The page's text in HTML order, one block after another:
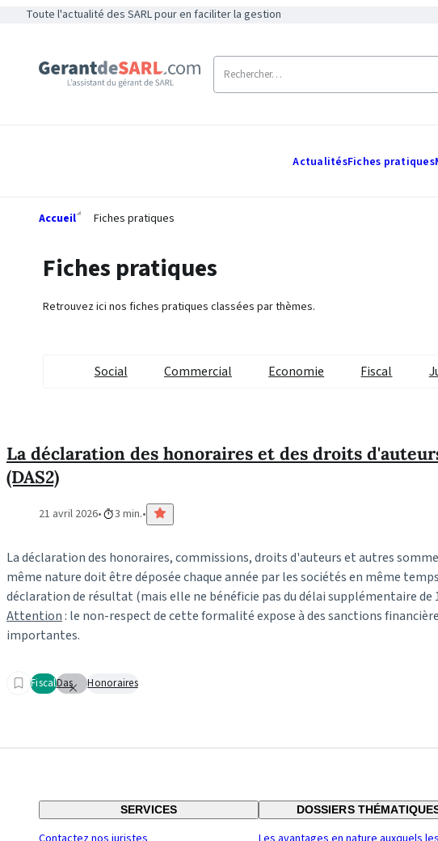
Toute l'actualité des SARL pour en faciliter la gestion
ActualitésFiches pratiques
Accueil Fiches pratiques
Fiches pratiques
Retrouvez ici nos fiches pratiques classées par thèmes.
Social Commercial Economie Fiscal
La déclaration des honoraires et des droits
(DAS2)
21 avril 2026 3 min.
La déclaration des honoraires, commissions, droits d'auteurs et autres
même nature doit être déposée chaque année par les sociétés en même
déclaration de résultat (mais elle ne bénéficie pas du délai supplémentaire de
Attention : le non-respect de cette formalité expose à des sanctions
importantes.
FiscalDas Honoraires
SERVICES DOSSIERS